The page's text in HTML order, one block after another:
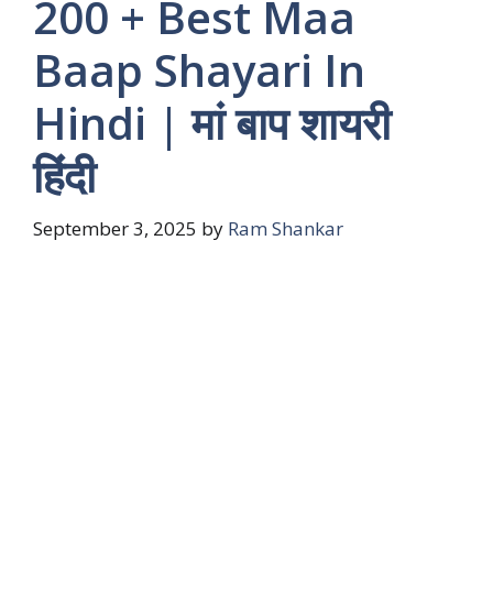
200 + Best Maa
Baap Shayari In
Hindi | मां बाप शायरी
हिंदी
September 3, 2025 by Ram Shankar